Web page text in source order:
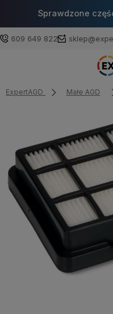
Sprawdzone
609 649 822
ExpertAGD Małe AGD